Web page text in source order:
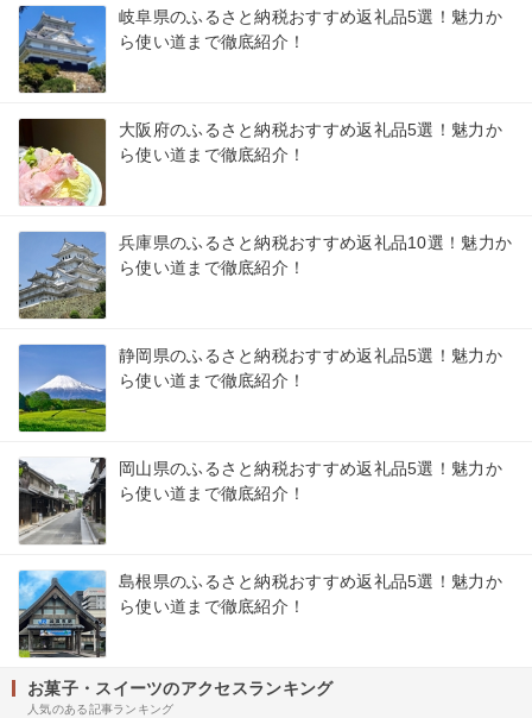
岐阜県のふるさと納税おすすめ返礼品5選！魅力か
ら使い道まで徹底紹介！
大阪府のふるさと納税おすすめ返礼品5選！魅力か
ら使い道まで徹底紹介！
兵庫県のふるさと納税おすすめ返礼品10選！魅力か
ら使い道まで徹底紹介！
静岡県のふるさと納税おすすめ返礼品5選！魅力か
ら使い道まで徹底紹介！
岡山県のふるさと納税おすすめ返礼品5選！魅力か
ら使い道まで徹底紹介！
島根県のふるさと納税おすすめ返礼品5選！魅力か
ら使い道まで徹底紹介！
お菓子・スイーツのアクセスランキング
人気のある記事ランキング